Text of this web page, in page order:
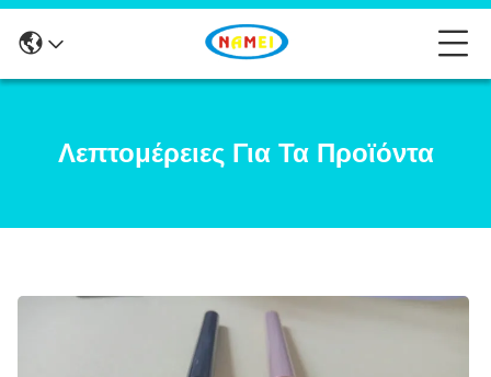
Λεπτομέρειες Για Τα Προϊόντα